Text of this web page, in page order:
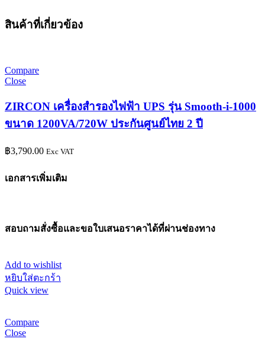
สินค้าที่เกี่ยวข้อง
Compare
Close
ZIRCON เครื่องสำรองไฟฟ้า UPS รุ่น Smooth-i-1000
ขนาด 1200VA/720W ประกันศูนย์ไทย 2 ปี
฿3,790.00 Exc VAT
เอกสารเพิ่มเติม
สอบถามสั่งซื้อและขอใบเสนอราคาได้ที่ผ่านช่องทาง
Add to wishlist
หยิบใส่ตะกร้า
Quick view
Compare
Close